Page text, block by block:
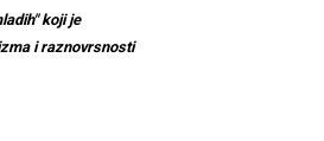
koji je
i raznovrsnosti